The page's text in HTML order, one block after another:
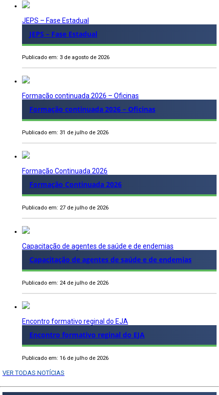
JEPS – Fase Estadual
JEPS – Fase Estadual
Publicado em: 3 de agosto de 2026
Formação continuada 2026 – Oficinas
Formação continuada 2026 – Oficinas
Publicado em: 31 de julho de 2026
Formação Continuada 2026
Formação Continuada 2026
Publicado em: 27 de julho de 2026
Capacitação de agentes de saúde e de endemias
Capacitação de agentes de saúde e de endemias
Publicado em: 24 de julho de 2026
Encontro formativo reginal do EJA
Encontro formativo reginal do EJA
Publicado em: 16 de julho de 2026
VER TODAS NOTÍCIAS